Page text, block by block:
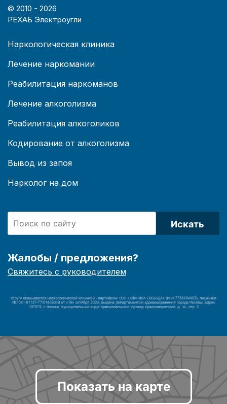
© 2010 - 2026
РЕХАБ Электроугли
Наркологическая клиника
Лечение наркомании
Реабилитация наркоманов
Лечение алкоголизма
Реабилитация алкоголиков
Кодирование от алкоголизма
Вывод из запоя
Нарколог на дом
Искать
Жалобы / предложения?
Свяжитесь с руководителем
Показать на карте